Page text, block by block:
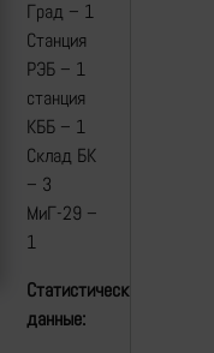
Град – 1
Станция
РЭБ – 1
станция
КББ – 1
Склад БК
– 3
МиГ-29 –
1
Статистические
данные: